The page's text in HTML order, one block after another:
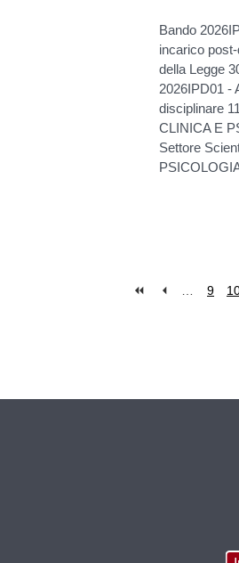
Bando
incarico
della Legge
2026IPD01 -
disciplinare
CLINICA E
Settore
9